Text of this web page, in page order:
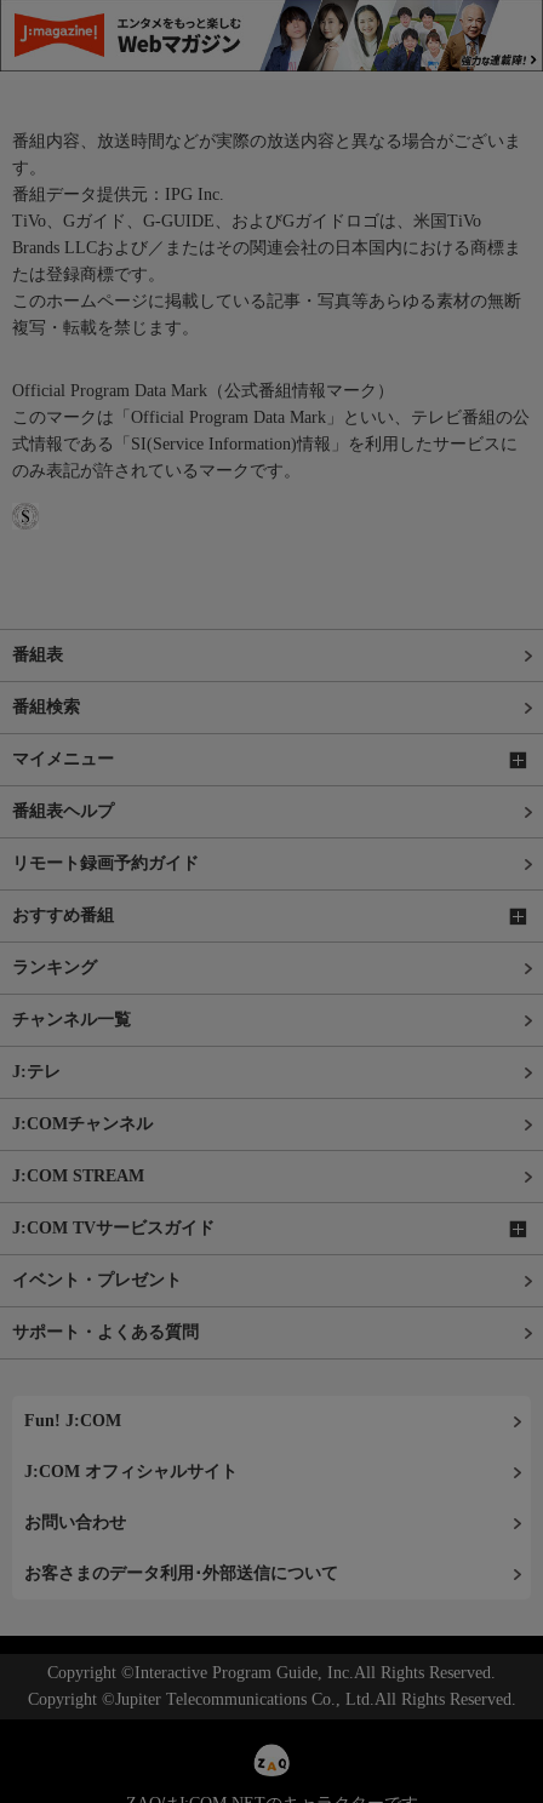
番組内容、放送時間などが実際の放送内容と異なる場合がございま
す。
番組データ提供元：IPG Inc.
TiVo、Gガイド、G-GUIDE、およびGガイドロゴは、米国TiVo
Brands LLCおよび／またはその関連会社の日本国内における商標ま
たは登録商標です。
このホームページに掲載している記事・写真等あらゆる素材の無断
複写・転載を禁じます。
Official Program Data Mark（公式番組情報マーク）
このマークは「Official Program Data Mark」といい、テレビ番組の公
式情報である「SI(Service Information)情報」を利用したサービスに
のみ表記が許されているマークです。
番組表
番組検索
マイメニュー
番組表ヘルプ
リモート録画予約ガイド
おすすめ番組
ランキング
チャンネル一覧
J:テレ
J:COMチャンネル
J:COM STREAM
J:COM TVサービスガイド
イベント・プレゼント
サポート・よくある質問
Fun! J:COM
J:COM オフィシャルサイト
お問い合わせ
お客さまのデータ利用･外部送信について
Copyright ©Interactive Program Guide, Inc.All Rights Reserved.
Copyright ©Jupiter Telecommunications Co., Ltd.All Rights Reserved.